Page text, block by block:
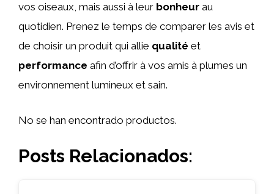
vos oiseaux, mais aussi à leur bonheur au
quotidien. Prenez le temps de comparer les avis et
de choisir un produit qui allie qualité et
performance afin d’offrir à vos amis à plumes un
environnement lumineux et sain.
No se han encontrado productos.
Posts Relacionados: